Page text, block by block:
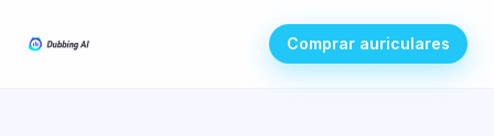
Comprar auriculares